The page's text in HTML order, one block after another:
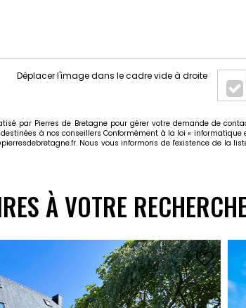
Déplacer l'image dans le cadre vide à droite
par Pierres de Bretagne pour gérer votre demande de
à nos conseillers Conformément à la loi « informatique
Nous vous informons de l'existence de la
À VOTRE